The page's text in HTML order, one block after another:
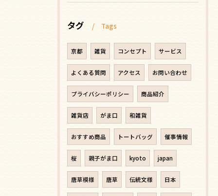
タグ Tags
京都 雑貨 コンセプト サービス
よくある質問 アクセス お問い合わせ
プライバシーポリシー 商品紹介
雑貨店 がま口 和雑貨
おすすめ商品 トートバッグ 催事情報
桜 親子がま口 kyoto japan
唐草模様 唐草 伝統文様 日本